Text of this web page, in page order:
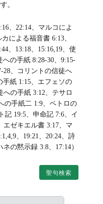
。
、22:14、マルコによ
による福音書 6:13、
、13:18、15:16,19、使
の手紙 8:28-30、9:15-
28、コリントの信徒へ
紙 1:15、エフェソの
の手紙 3:12、テサロ
の手紙二 1:9、ペトロの
記 19:5、申命記 7:6、イ
エゼキエル書 3:17、マ
、19:21、20:24、詩
の黙示録 3:8、17:14）
聖句検索